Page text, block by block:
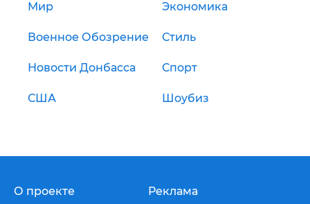
Мир Экономика
Военное Обозрение Стиль
Новости Донбасса Спорт
США Шоубиз
О проекте Реклама